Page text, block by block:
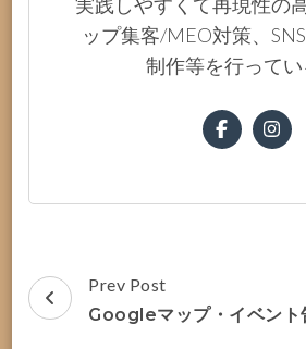
ップ集客/MEO対策、
制作等を行ってい
Post
Navigation
Prev Post
Googleマップ・イベント